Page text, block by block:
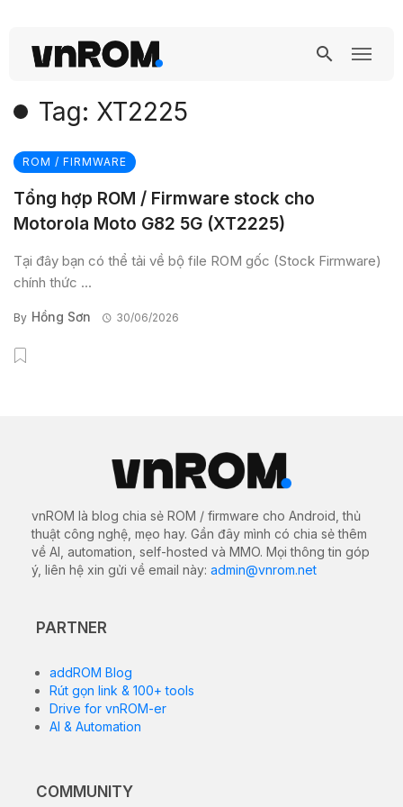
Tag: XT2225
ROM / FIRMWARE
Tổng hợp ROM / Firmware stock cho
Motorola Moto G82 5G (XT2225)
Tại đây bạn có thể tải về bộ file ROM gốc (Stock Firmware)
chính thức ...
By Hồng Sơn 30/06/2026
vnROM là blog chia sẻ ROM / firmware cho Android, thủ
thuật công nghệ, mẹo hay. Gần đây mình có chia sẻ thêm
về AI, automation, self-hosted và MMO. Mọi thông tin góp
ý, liên hệ xin gửi về email này: admin@vnrom.net
PARTNER
addROM Blog
Rút gọn link & 100+ tools
Drive for vnROM-er
AI & Automation
COMMUNITY